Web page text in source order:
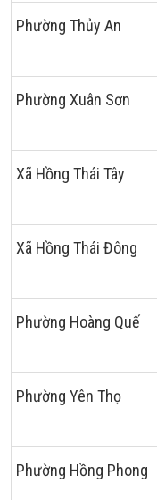
Phường Thủy An
Phường Xuân Sơn
Xã Hồng Thái Tây
Xã Hồng Thái Đông
Phường Hoàng Quế
Phường Yên Thọ
Phường Hồng Phong